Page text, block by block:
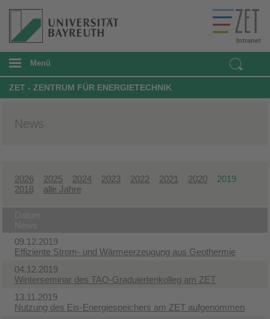
Intranet
Menü
ZET - ZENTRUM FÜR ENERGIETECHNIK
News
2026 2025 2024 2023 2022 2021 2020
2019
2018
alle Jahre
09.12.2019
Effiziente Strom- und Wärmeerzeugung aus Geothermie
04.12.2019
Winterseminar des TAO-Graduiertenkolleg am ZET
13.11.2019
Nutzung des Eis-Energiespeichers am ZET aufgenommen